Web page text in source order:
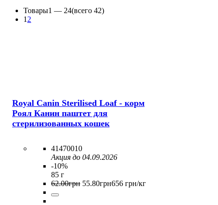
Товары1 — 24(всего 42)
1 2
Royal Canin Sterilised Loaf - корм
Роял Канин паштет для
стерилизованных кошек
41470010
Акция до 04.09.2026
-10%
85 г
62.00грн 55.80грн656 грн/кг